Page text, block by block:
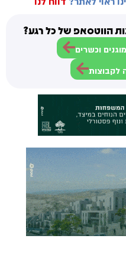
הווטסאפ של כל רגע?
וכשרים
לקבוצות